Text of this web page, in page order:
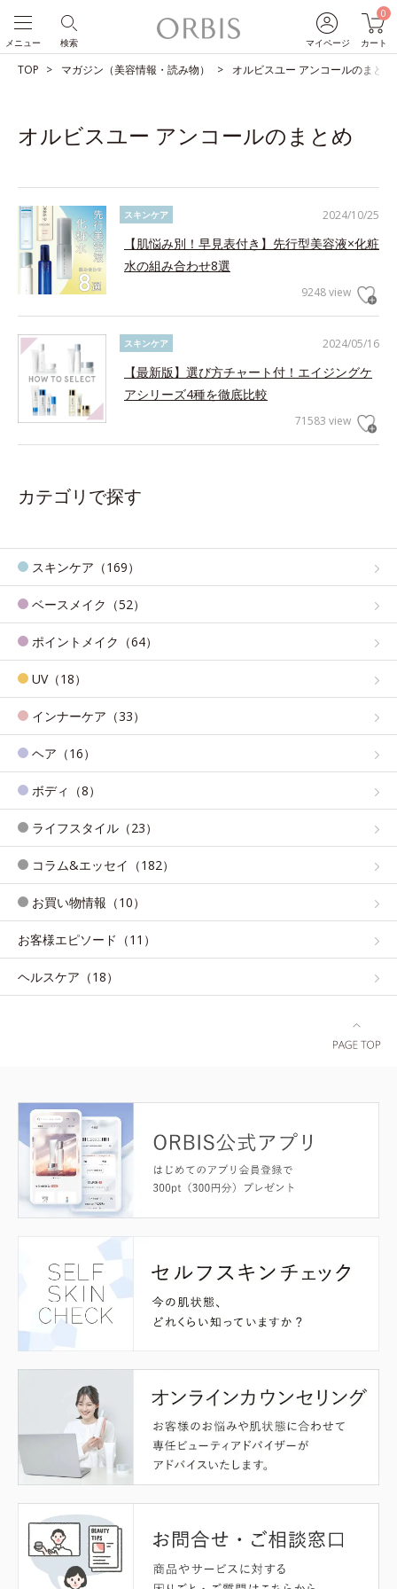
マイページ
0
カート
検索
メニュー
TOP マガジン（美容情報・読み物） オルビスユー アンコールのまとめ
オルビスユー アンコールのまとめ
2024/10/25
スキンケア
【肌悩み別！早見表付き】先行型美容液×化粧
水の組み合わせ8選
9248 view
2024/05/16
スキンケア
【最新版】選び方チャート付！エイジングケ
アシリーズ4種を徹底比較
71583 view
カテゴリで探す
スキンケア（169）
ベースメイク（52）
ポイントメイク（64）
UV（18）
インナーケア（33）
ヘア（16）
ボディ（8）
ライフスタイル（23）
コラム&エッセイ（182）
お買い物情報（10）
お客様エピソード（11）
ヘルスケア（18）